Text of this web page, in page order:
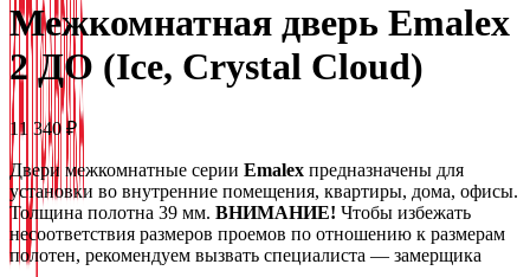
Межкомнатная дверь Emalex
2 ДО (Ice, Crystal Cloud)
11 340 ₽
Двери межкомнатные серии Emalex предназначены для
установки во внутренние помещения, квартиры, дома, офисы.
Толщина полотна 39 мм. ВНИМАНИЕ! Чтобы избежать
несоответствия размеров проемов по отношению к размерам
полотен, рекомендуем вызвать специалиста — замерщика